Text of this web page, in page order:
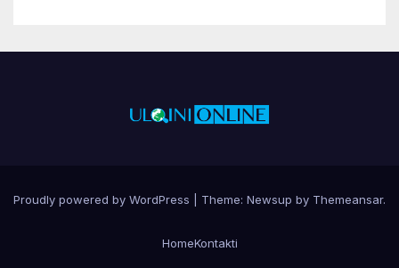
Proudly powered by WordPress Theme: Newsup by Themeansar.
HomeKontakti